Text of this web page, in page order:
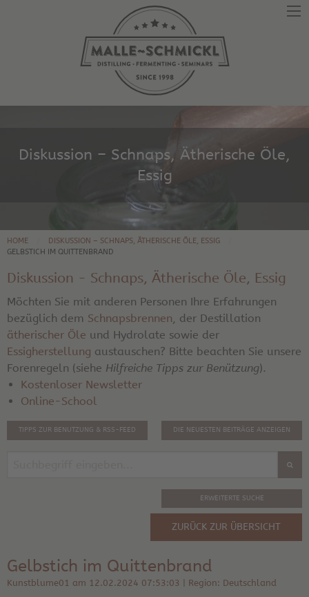
Diskussion – Schnaps, Ätherische Öle,
Essig
HOME
DISKUSSION – SCHNAPS, ÄTHERISCHE ÖLE, ESSIG
GELBSTICH IM QUITTENBRAND
Diskussion - Schnaps, Ätherische Öle, Essig
Möchten Sie mit anderen Personen Ihre Erfahrungen
bezüglich dem Schnapsbrennen, der Destillation
ätherischer Öle und Hydrolate sowie der
Essigherstellung austauschen? Bitte beachten Sie unsere
Forenregeln (siehe Hilfreiche Tipps zur Benützung).
Kostenloser Newsletter
Online-School
TIPPS ZUR BENUTZUNG & RSS-FEED DIE NEUESTEN BEITRÄGE ANZEIGEN
ERWEITERTE SUCHE
ZURÜCK ZUR ÜBERSICHT
Gelbstich im Quittenbrand
Kunstblume01 am 12.02.2024 07:53:03 | Region: Deutschland